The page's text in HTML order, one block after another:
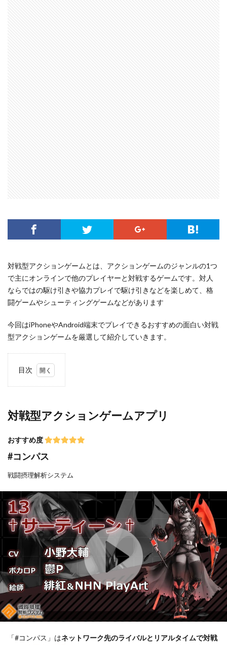
対戦型アクションゲームとは、アクションゲームのジャンルの1つ
で主にオンラインで他のプレイヤーと対戦するゲームです。対人
ならではの駆け引きや協力プレイで駆け引きなどを楽しめて、格
闘ゲームやシューティングゲームなどがあります
今回はiPhoneやAndroid端末でプレイできるおすすめの面白い対戦
型アクションゲームを厳選して紹介していきます。
目次
クシ
ゲー
プリ
1.1
パス
1.2
Identity
V
荒野
1.4
スタ
ート
ー
対戦型アクションゲームアプリ
おすすめ度
#コンパス
戦闘摂理解析システム
「#コンパス」はネットワーク先のライバルとリアルタイムで対戦